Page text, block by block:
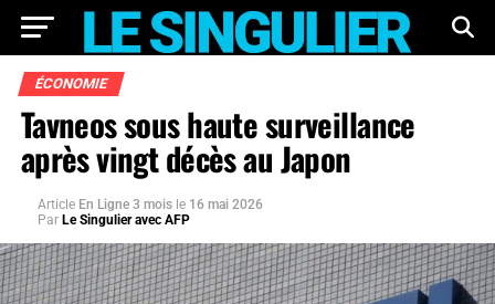
ÉCONOMIE
Tavneos sous haute surveillance
après vingt décès au Japon
Article En Ligne 3 mois le 16 mai 2026
Par Le Singulier avec AFP